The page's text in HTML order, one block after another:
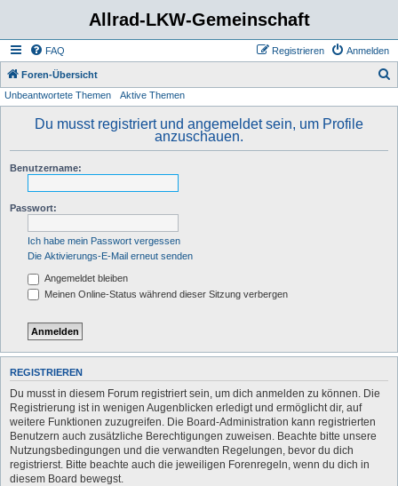
Allrad-LKW-Gemeinschaft
FAQ Anmelden
Registrieren
Foren-Übersicht
Unbeantwortete Themen Aktive Themen
Du musst registriert und angemeldet sein, um Profile
anzuschauen.
Benutzername:
Passwort:
Ich habe mein Passwort vergessen
Die Aktivierungs-E-Mail erneut senden
Angemeldet bleiben
Meinen Online-Status während dieser Sitzung verbergen
REGISTRIEREN
Du musst in diesem Forum registriert sein, um dich anmelden zu können. Die
Registrierung ist in wenigen Augenblicken erledigt und ermöglicht dir, auf
weitere Funktionen zuzugreifen. Die Board-Administration kann registrierten
Benutzern auch zusätzliche Berechtigungen zuweisen. Beachte bitte unsere
Nutzungsbedingungen und die verwandten Regelungen, bevor du dich
registrierst. Bitte beachte auch die jeweiligen Forenregeln, wenn du dich in
diesem Board bewegst.